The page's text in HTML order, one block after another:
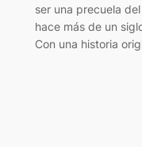
ser una precuela
hace más de un
Con una historia